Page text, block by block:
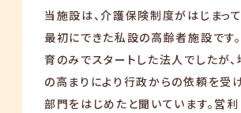
当施設は、介護保険制度がはじまっ
最初にできた私設の高齢者施設です
育のみでスタートした法人でしたが
の高まりにより行政からの依頼を受
部門をはじめたと聞いています。営